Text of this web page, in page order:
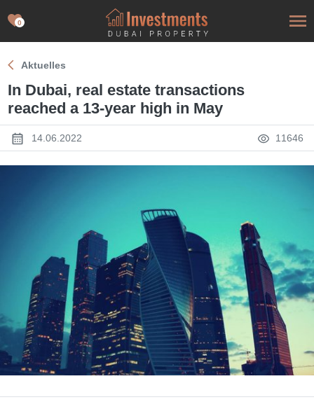
0
Aktuelles
In Dubai, real estate transactions
reached a 13-year high in May
14.06.2022 11646